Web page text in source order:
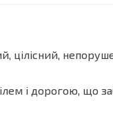
цілісний,
і дорогою, що